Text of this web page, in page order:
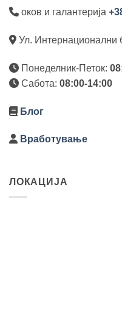
оков и галантерија
Ул. Интернационални
Понеделник-Петок:
Сабота: 08:00-14:00
Блог
Вработување
ЛОКАЦИЈА